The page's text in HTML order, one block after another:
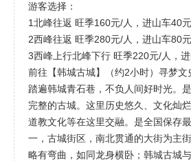
游客选择：
1北峰往返 旺季160元/人，进山车40元
2西峰往返 旺季280元/人，进山车80元
3西峰上行北峰下行 旺季220元/人，进
前往【韩城古城】（约2小时）寻梦文
踏遍韩城青石巷，不负人间好时光。
完整的古城。这里历史悠久、文化灿
道教文化等在这里交融。是全国保存
一，古城街区，南北贯通的大街为主
略有弯曲，如同龙身横卧；韩城古城